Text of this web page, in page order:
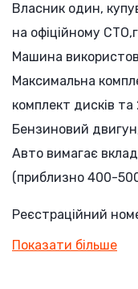
Власник один,
на офіційному
Машина
Максимальна
комплект дисків
Бензиновий
Авто вимагає
(приблизно 400-
Реєстраційний
Показати більше